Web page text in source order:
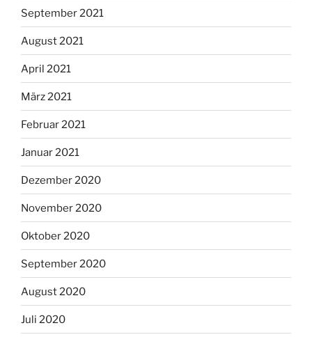
September 2021
August 2021
April 2021
März 2021
Februar 2021
Januar 2021
Dezember 2020
November 2020
Oktober 2020
September 2020
August 2020
Juli 2020